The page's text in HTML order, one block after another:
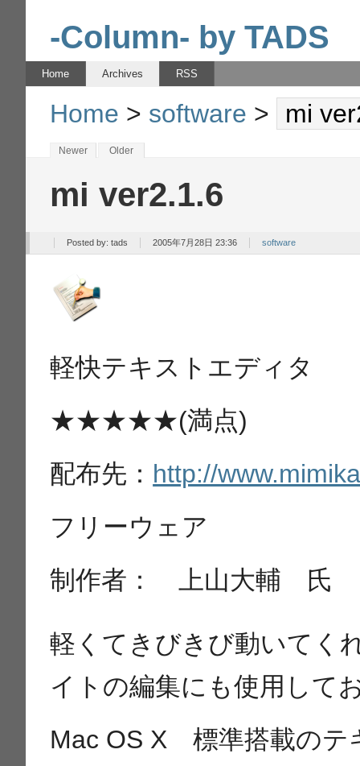
-Column- by TADS
Home Archives RSS
Home > software > mi
Newer Older
mi ver2.1.6
Posted by:tads 2005年7月28日 23:36 software
軽快テキストエディタ
★★★★★(満点)
配布先： http://
フリーウェア
制作者： 上山大輔 氏
軽くてきびきび動いてく
イトの編集にも使用して
Mac OS X 標準搭載のテ